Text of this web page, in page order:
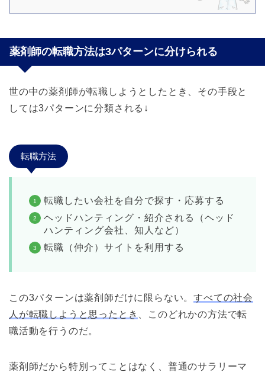
薬剤師の転職方法は3パターンに分けられる
世の中の薬剤師が転職しようとしたとき、その手段と
しては3パターンに分類される↓
転職方法
転職したい会社を自分で探す・応募する
ヘッドハンティング・紹介される（ヘッド
ハンティング会社、知人など）
転職（仲介）サイトを利用する
この3パターンは薬剤師だけに限らない。すべての社会
人が転職しようと思ったとき
、このどれかの方法で転
職活動を行うのだ。
薬剤師だから特別ってことはなく、普通のサラリーマ